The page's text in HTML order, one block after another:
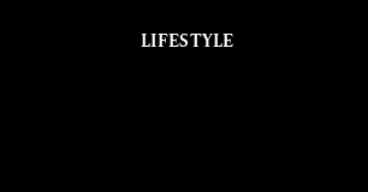
LIFESTYLE